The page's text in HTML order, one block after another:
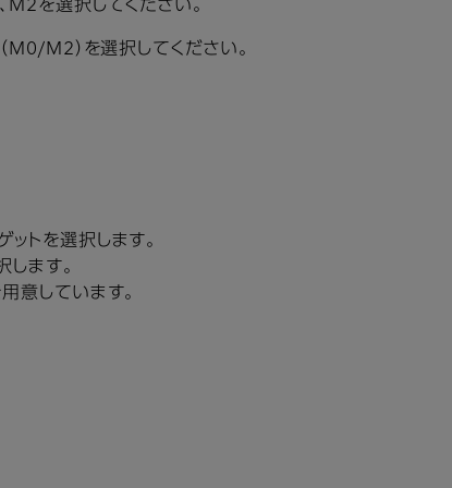
M2を選択してください。
M2）を選択してください。
トを選択します。
します。
意しています。